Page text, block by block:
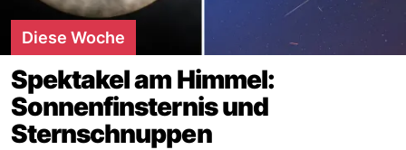
Diese Woche
Spektakel am Himmel:
Sonnenfinsternis und
Sternschnuppen